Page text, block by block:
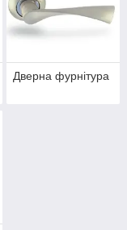
Дверна фурнітура